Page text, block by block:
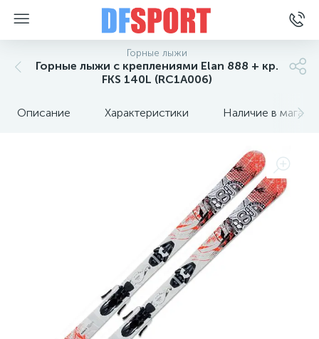
Горные лыжи
Горные лыжи с креплениями Elan 888 + кр.
FKS 140L (RC1A006)
Описание Характеристики Наличие в